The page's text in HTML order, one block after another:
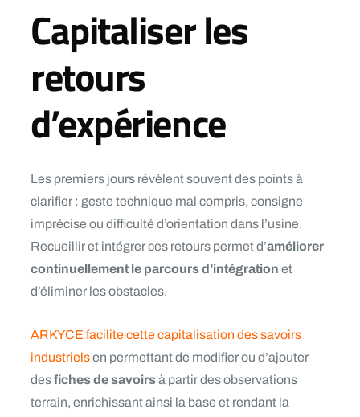
Capitaliser les
retours
d’expérience
Les premiers jours révèlent souvent des points à
clarifier : geste technique mal compris, consigne
imprécise ou difficulté d’orientation dans l’usine.
Recueillir et intégrer ces retours permet d’améliorer
continuellement le parcours d’intégration et
d’éliminer les obstacles.
ARKYCE facilite cette capitalisation des savoirs
industrielsen permettant de modifier ou d’ajouter
desfiches de savoirsà partir des observations
terrain, enrichissant ainsi la base et rendant la